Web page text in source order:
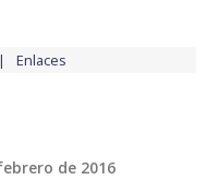
Enlaces
de 2016